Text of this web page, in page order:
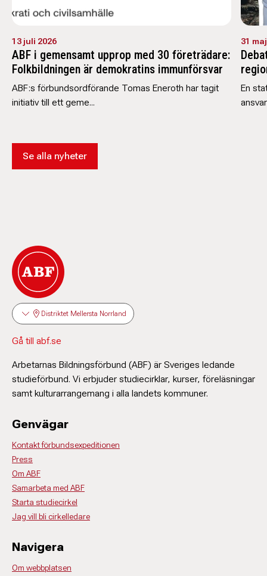
13 juli 2026
ABF i gemensamt upprop med 30 företrädare:
Folkbildningen är demokratins immunförsvar
ABF:s förbundsordförande Tomas Eneroth har tagit
initiativ till ett geme...
31
En
Se alla nyheter
Distriktet Mellersta Norrland
Gå till abf.se
Arbetarnas Bildningsförbund (ABF) är Sveriges ledande
studieförbund. Vi erbjuder studiecirklar, kurser, föreläsningar
samt kulturarrangemang i alla landets kommuner.
Genvägar
Kontakt förbundsexpeditionen
Press
Om ABF
Samarbeta med ABF
Starta studiecirkel
Jag vill bli cirkelledare
Navigera
Om webbplatsen